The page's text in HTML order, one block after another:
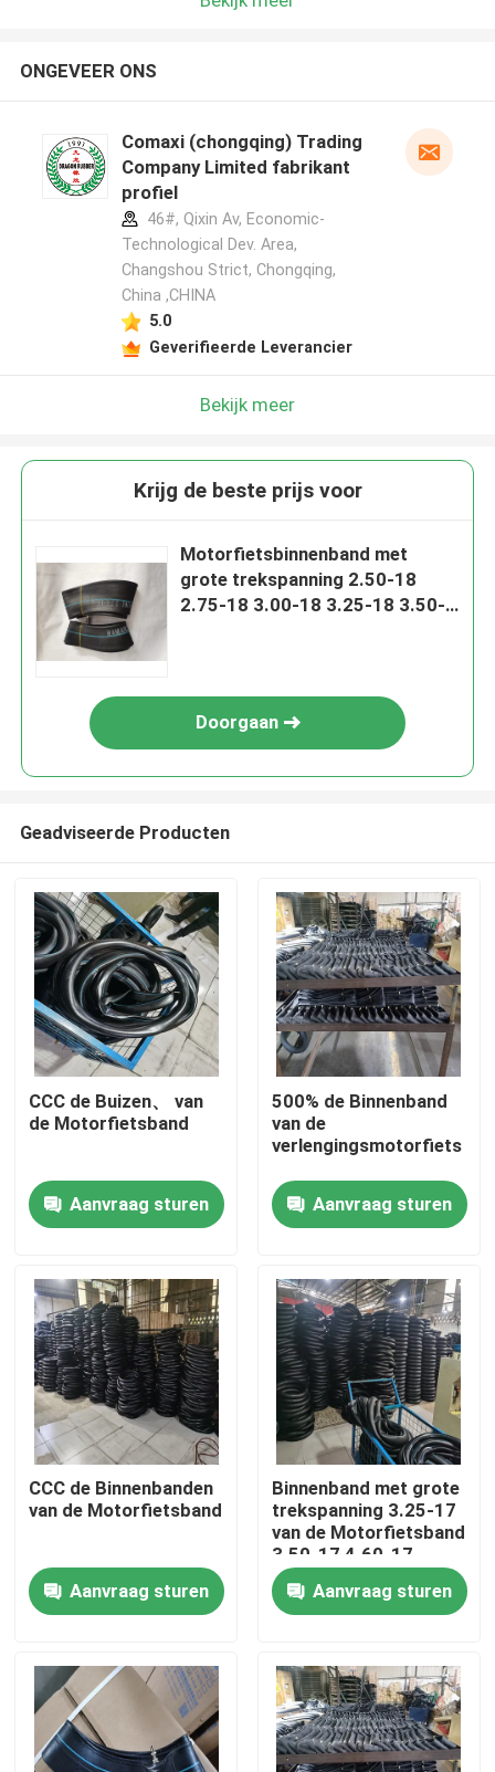
Thuis
Over ons
Producten
De Band van de motorfietsbuis
De Band van de straatmotorfiets
Band met drie wielen
De Band van de motorfietsautoped
Elektrische motorfietsband
ONGEVEER ONS
Comaxi (chongqing) Trading
Company Limited fabrikant
profiel
46#, Qixin Av, Economic-
Technological Dev. Area,
Changshou Strict, Chongqing,
China ,CHINA
5.0
Geverifieerde Leverancier
Bekijk meer
Krijg de beste prijs voor
Motorfietsbinnenband met
grote trekspanning 2.50-18
2.75-18 3.00-18 3.25-18 3.50-
Doorgaan
Geadviseerde Producten
CCC de Buizen、 van
de Motorfietsband
Aanvraag sturen
500% de Binnenband
van de
verlengingsmotorfiets
Aanvraag sturen
CCC de Binnenbanden
van de Motorfietsband
Aanvraag sturen
Binnenband met grote
trekspanning 3.25-17
van de Motorfietsband
3.50-17 4.60-17
110/90-17 de Buis van
de Motorfiets
Aanvraag sturen